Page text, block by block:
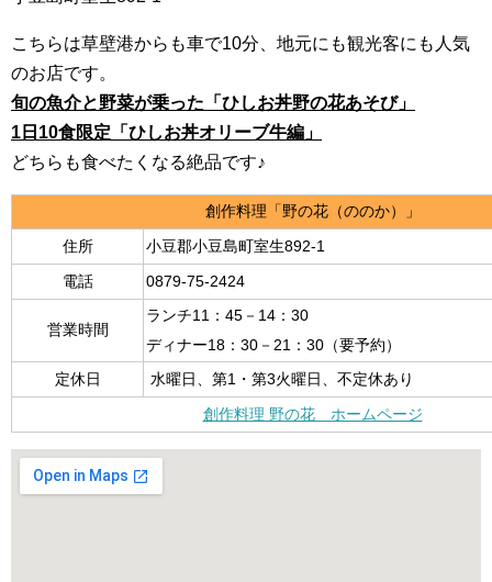
こちらは草壁港からも車で10分、地元にも観光客にも人気
のお店です。
旬の魚介と野菜が乗った「ひしお丼野の花あそび」
1日10食限定「ひしお丼オリーブ牛編」
どちらも食べたくなる絶品です♪
創作料理「野の花（ののか）」
住所 小豆郡小豆島町室生892-1
電話 0879-75-2424
営業時間
ランチ11：45－14：30
ディナー18：30－21：30（要予約）
定休日 水曜日、第1・第3火曜日、不定休あり
創作料理 野の花 ホームページ